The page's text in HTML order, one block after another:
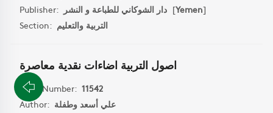
Publisher: دار الشوكاني للطباعة و النشر [Yemen]
Section: التربية والتعليم
اصول التربية اضاءات نقدية معاصرة
Book Number: 11542
Author: علي أسعد وطفلة